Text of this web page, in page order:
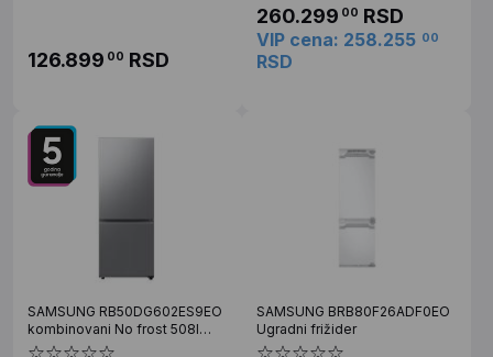
126.899 00 RSD
260.299 00 RSD
VIP cena: 258.255 00
RSD
SAMSUNG RB50DG602ES9EO
kombinovani No frost 508l
inox
SAMSUNG BRB80F26ADF0EO
Ugradni frižider